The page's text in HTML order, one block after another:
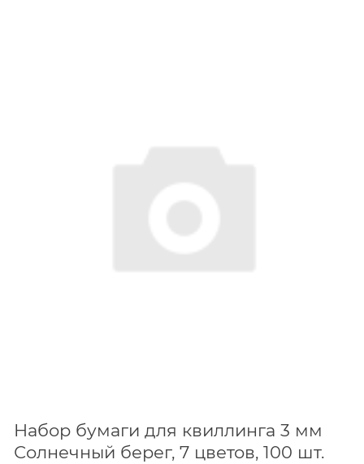
Набор бумаги для квиллинга 3 мм
Солнечный берег, 7 цветов, 100 шт.